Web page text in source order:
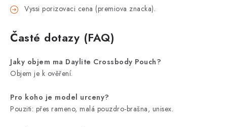
Vyssi porizovaci cena (premiova znacka).
Časté dotazy (FAQ)
Jaky objem ma Daylite Crossbody Pouch?
Objem je k ověření.
Pro koho je model urceny?
Pouziti: přes rameno, malá pouzdro-brašna, unisex.